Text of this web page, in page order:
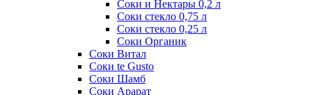
Соки и Нектары 0,2 л
Соки стекло 0,75 л
Соки стекло 0,25 л
Соки Органик
Соки Витал
Соки te Gusto
Соки Шамб
Соки Арарат